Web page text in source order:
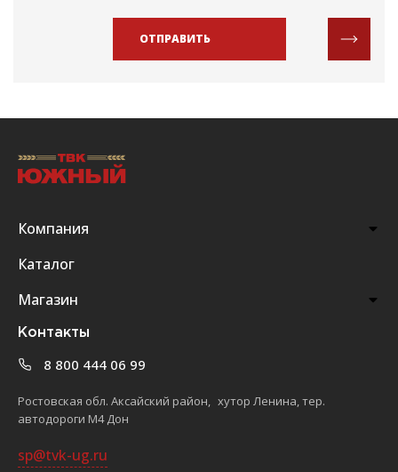
ОТПРАВИТЬ
Компания
Каталог
Магазин
Контакты
8 800 444 06 99
Ростовская обл. Аксайский район, хутор Ленина, тер.
автодороги М4 Дон
sp@tvk-ug.ru